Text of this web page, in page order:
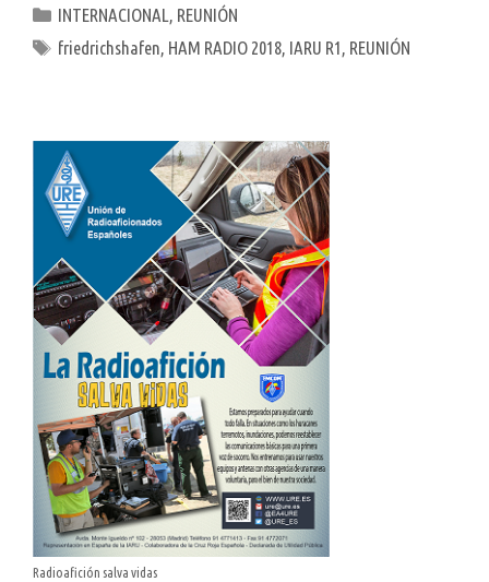
Categorías
INTERNACIONAL, REUNIÓN
Etiquetas
friedrichshafen, HAM RADIO 2018, IARU R1, REUNIÓN
Radioafición salva vidas